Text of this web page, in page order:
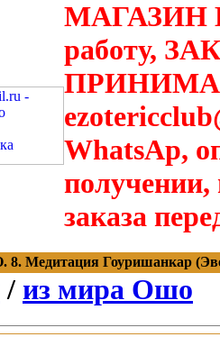
МАГАЗИН
работу,
WhatsAp,
получении,
заказа
Медитация Гоуришанкар
/ из мира Ошо